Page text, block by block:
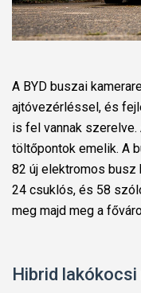
A BYD buszai
ajtóvezérléssel, és
is fel vannak
töltőpontok emelik. A
82 új elektromos
24 csuklós, és 58
meg majd meg a
Hibrid